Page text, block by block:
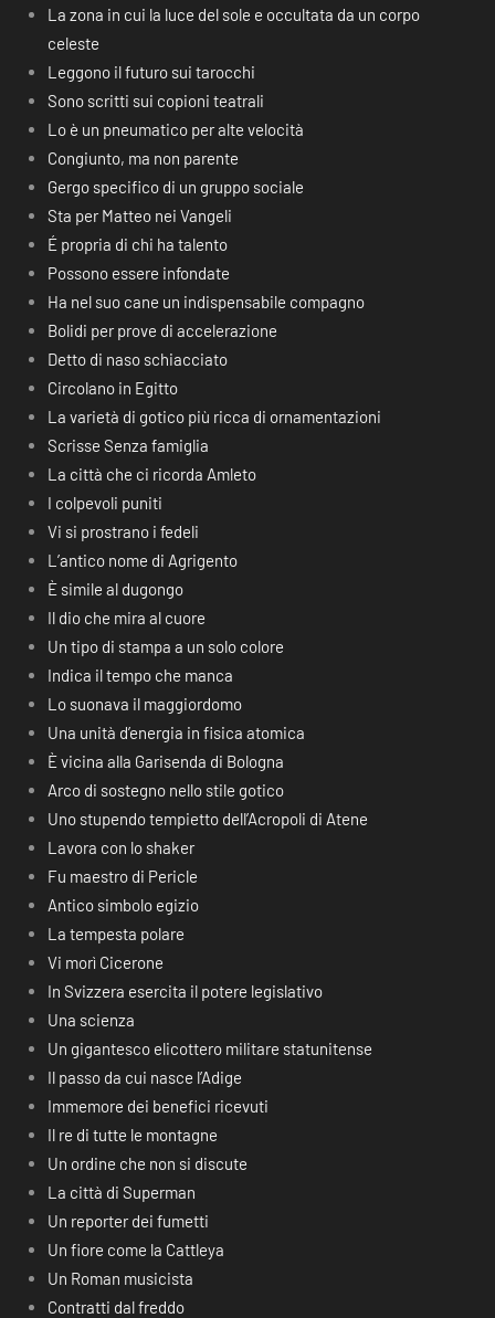
La zona in cui la luce del sole e occultata da un corpo
celeste
Leggono il futuro sui tarocchi
Sono scritti sui copioni teatrali
Lo è un pneumatico per alte velocità
Congiunto, ma non parente
Gergo specifico di un gruppo sociale
Sta per Matteo nei Vangeli
É propria di chi ha talento
Possono essere infondate
Ha nel suo cane un indispensabile compagno
Bolidi per prove di accelerazione
Detto di naso schiacciato
Circolano in Egitto
La varietà di gotico più ricca di ornamentazioni
Scrisse Senza famiglia
La città che ci ricorda Amleto
I colpevoli puniti
Vi si prostrano i fedeli
L’antico nome di Agrigento
È simile al dugongo
Il dio che mira al cuore
Un tipo di stampa a un solo colore
Indica il tempo che manca
Lo suonava il maggiordomo
Una unità d’energia in fisica atomica
È vicina alla Garisenda di Bologna
Arco di sostegno nello stile gotico
Uno stupendo tempietto dell’Acropoli di Atene
Lavora con lo shaker
Fu maestro di Pericle
Antico simbolo egizio
La tempesta polare
Vi morì Cicerone
In Svizzera esercita il potere legislativo
Una scienza
Un gigantesco elicottero militare statunitense
Il passo da cui nasce l’Adige
Immemore dei benefici ricevuti
Il re di tutte le montagne
Un ordine che non si discute
La città di Superman
Un reporter dei fumetti
Un fiore come la Cattleya
Un Roman musicista
Contratti dal freddo